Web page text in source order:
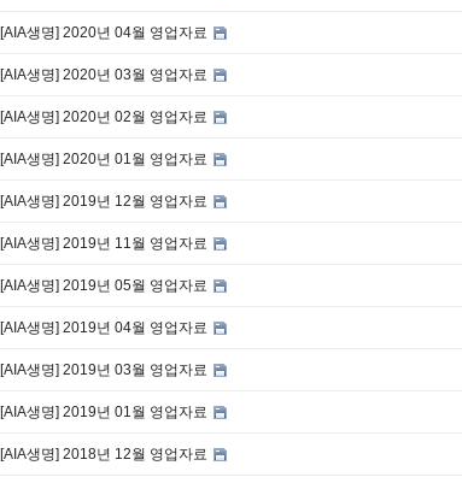
[AIA생명] 2020년 04월 영업자료
[AIA생명] 2020년 03월 영업자료
[AIA생명] 2020년 02월 영업자료
[AIA생명] 2020년 01월 영업자료
[AIA생명] 2019년 12월 영업자료
[AIA생명] 2019년 11월 영업자료
[AIA생명] 2019년 05월 영업자료
[AIA생명] 2019년 04월 영업자료
[AIA생명] 2019년 03월 영업자료
[AIA생명] 2019년 01월 영업자료
[AIA생명] 2018년 12월 영업자료